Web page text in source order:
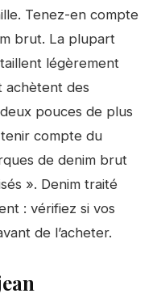
Tenez-en compte
brut. La plupart
légèrement
achètent des
pouces de plus
compte du
de denim brut
». Denim traité
: vérifiez si vos
de l’acheter.